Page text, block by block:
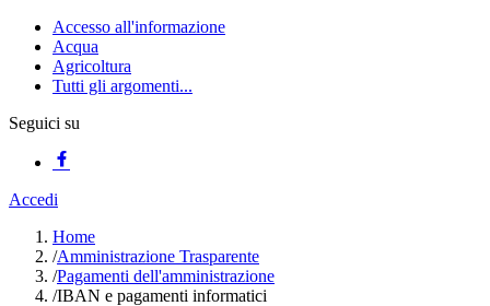
Accesso all'informazione
Acqua
Agricoltura
Tutti gli argomenti...
Seguici su
Accedi
Home
/Amministrazione Trasparente
/Pagamenti dell'amministrazione
/IBAN e pagamenti informatici